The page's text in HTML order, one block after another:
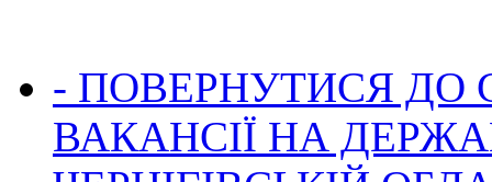
- ПОВЕРНУТИСЯ ДО
ВАКАНСІЇ НА